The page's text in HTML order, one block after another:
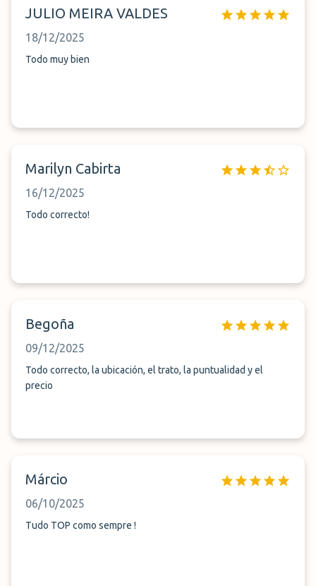
JULIO MEIRA VALDES
18/12/2025
Todo muy bien
Marilyn Cabirta
16/12/2025
Todo correcto!
Begoña
09/12/2025
Todo correcto, la ubicación, el trato, la puntualidad y el
precio
Márcio
06/10/2025
Tudo TOP como sempre !